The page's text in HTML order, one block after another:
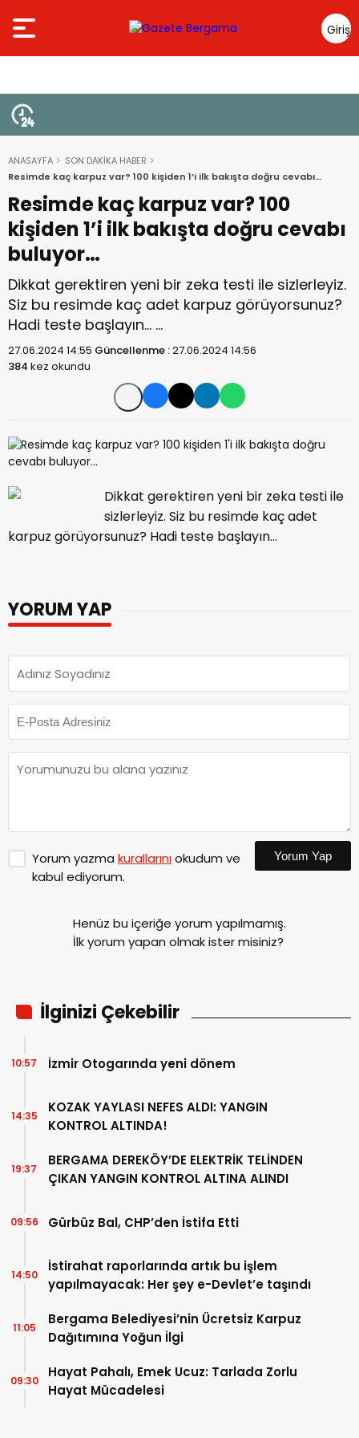
Giriş
Yap
ANASAYFA
SON DAKİKA HABER
Resimde kaç karpuz var? 100 kişiden 1’i ilk bakışta doğru cevabı
buluyor…
Resimde kaç karpuz var? 100
kişiden 1’i ilk bakışta doğru cevabı
buluyor…
Dikkat gerektiren yeni bir zeka testi ile sizlerleyiz.
Siz bu resimde kaç adet karpuz görüyorsunuz?
Hadi teste başlayın… …
27.06.2024 14:55 Güncellenme :27.06.2024 14:56
384 kez okundu
Dikkat gerektiren yeni bir zeka testi ile
sizlerleyiz. Siz bu resimde kaç adet
karpuz görüyorsunuz? Hadi teste başlayın...
YORUM YAP
Yorum yazma kurallarınıokudum ve
kabul ediyorum.
Yorum Yap
Henüz bu içeriğe yorum yapılmamış.
İlk yorum yapan olmak ister misiniz?
İlginizi Çekebilir
İzmir Otogarında yeni dönem
10:57
KOZAK YAYLASI NEFES ALDI: YANGIN
KONTROL ALTINDA!
14:35
BERGAMA DEREKÖY’DE ELEKTRİK TELİNDEN
ÇIKAN YANGIN KONTROL ALTINA ALINDI
19:37
Gürbüz Bal, CHP’den İstifa Etti
09:56
İstirahat raporlarında artık bu işlem
yapılmayacak: Her şey e-Devlet’e taşındı
14:50
Bergama Belediyesi’nin Ücretsiz Karpuz
Dağıtımına Yoğun İlgi
11:05
Hayat Pahalı, Emek Ucuz: Tarlada Zorlu
Hayat Mücadelesi
09:30